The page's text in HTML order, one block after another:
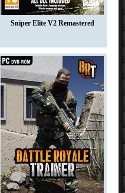
Sniper Elite V2 Remastered